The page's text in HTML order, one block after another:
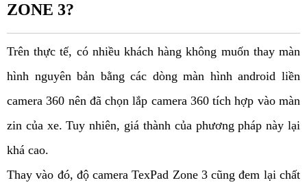
ZONE 3?
Trên thực tế, có nhiều khách hàng không muốn thay màn
hình nguyên bản bằng các dòng màn hình android liền
camera 360 nên đã chọn lắp camera 360 tích hợp vào màn
zin của xe. Tuy nhiên, giá thành của phương pháp này lại
khá cao.
Thay vào đó, độ camera TexPad Zone 3 cũng đem lại chất